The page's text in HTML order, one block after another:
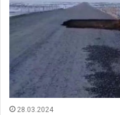
28.03.2024